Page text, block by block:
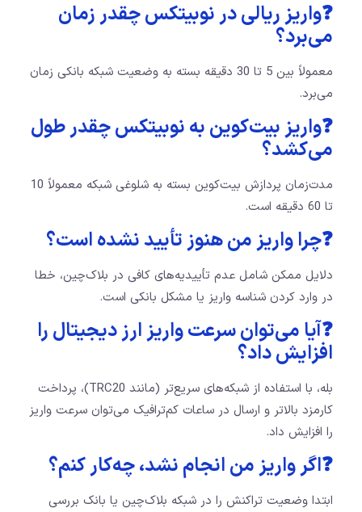
❓واریز ریالی در نوبیتکس چقدر زمان
می‌برد؟
معمولاً بین 5 تا 30 دقیقه بسته به وضعیت شبکه بانکی زمان
می‌برد.
❓واریز بیت‌کوین به نوبیتکس چقدر طول
می‌کشد؟
مدت‌زمان پردازش بیت‌کوین بسته به شلوغی شبکه معمولاً 10
تا 60 دقیقه است.
❓چرا واریز من هنوز تأیید نشده است؟
دلایل ممکن شامل عدم تأییدیه‌های کافی در بلاک‌چین، خطا
در وارد کردن شناسه واریز یا مشکل بانکی است.
❓آیا می‌توان سرعت واریز ارز دیجیتال را
افزایش داد؟
بله، با استفاده از شبکه‌های سریع‌تر (مانند TRC20)، پرداخت
کارمزد بالاتر و ارسال در ساعات کم‌ترافیک می‌توان سرعت واریز
را افزایش داد.
❓اگر واریز من انجام نشد، چه‌کار کنم؟
ابتدا وضعیت تراکنش را در شبکه بلاک‌چین یا بانک بررسی